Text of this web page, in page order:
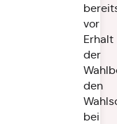
vor
Erhalt
der
den
bei